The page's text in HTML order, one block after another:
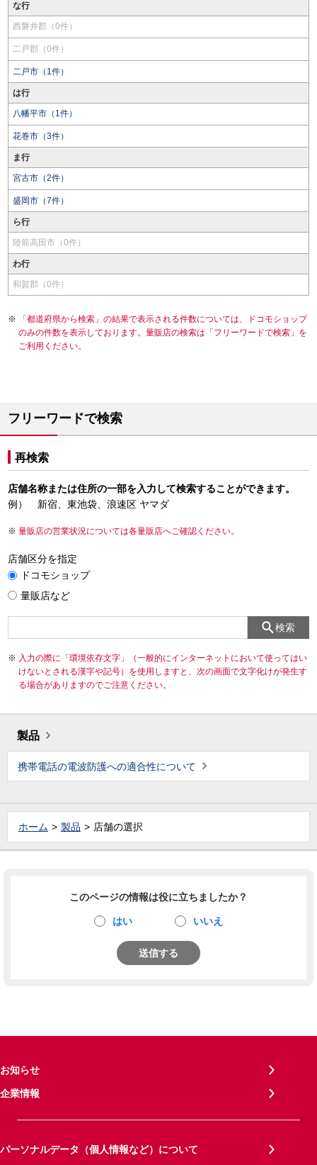
な行
西磐井郡（0件）
二戸郡（0件）
二戸市（1件）
は行
八幡平市（1件）
花巻市（3件）
ま行
宮古市（2件）
盛岡市（7件）
ら行
陸前高田市（0件）
わ行
和賀郡（0件）
「都道府県から検索」の結果で表示される件数については、ドコモショップ
のみの件数を表示しております。量販店の検索は「フリーワードで検索」を
ご利用ください。
フリーワードで検索
再検索
店舗名称または住所の一部を入力して検索することができます。
例） 新宿、東池袋、浪速区 ヤマダ
量販店の営業状況については各量販店へご確認ください。
店舗区分を指定
ドコモショップ
量販店など
検索
入力の際に「環境依存文字」（一般的にインターネットにおいて使ってはい
けないとされる漢字や記号）を使用しますと、次の画面で文字化けが発生す
る場合がありますのでご注意ください。
製品
携帯電話の電波防護への適合性について
ホーム 製品 店舗の選択
このページの情報は役に立ちましたか？
はい いいえ
送信する
お知らせ
企業情報
パーソナルデータ（個人情報など）について